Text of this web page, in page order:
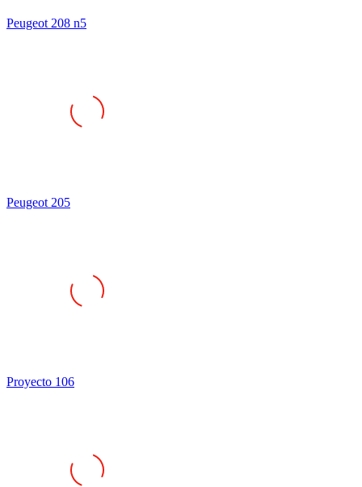
Peugeot 208 n5
Peugeot 205
Proyecto 106